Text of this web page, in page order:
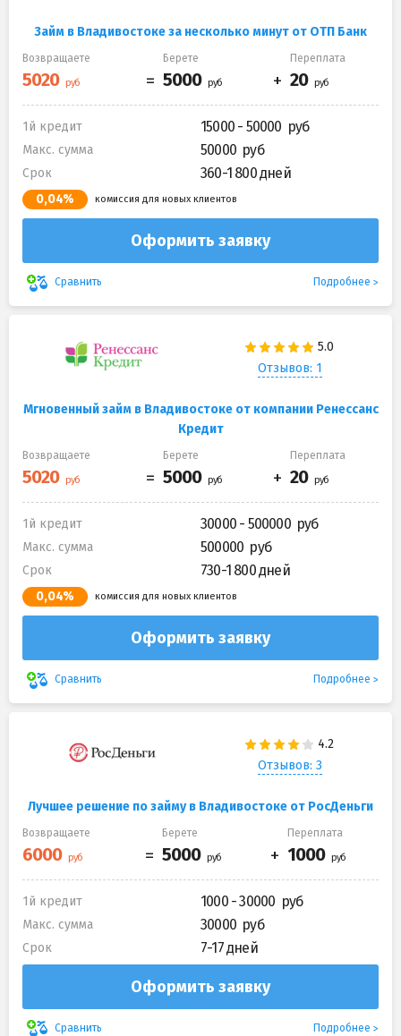
Займ в Владивостоке за несколько минут от ОТП Банк
Возвращаете Берете Переплата
1й кредит 15000 - 50000
Макс. сумма 50000
Срок 360-1 800 дней
0,04% комиссия для новых клиентов
Оформить заявку
Сравнить Подробнее
Отзывов: 1
Мгновенный займ в Владивостоке от компании Ренессанс
Кредит
Возвращаете Берете Переплата
1й кредит 30000 - 500000
Макс. сумма 500000
Срок 730-1 800 дней
0,04% комиссия для новых клиентов
Оформить заявку
Сравнить Подробнее
Отзывов: 3
Лучшее решение по займу в Владивостоке от РосДеньги
Возвращаете Берете Переплата
1й кредит 1000 - 30000
Макс. сумма 30000
Срок 7-17 дней
Оформить заявку
Сравнить Подробнее